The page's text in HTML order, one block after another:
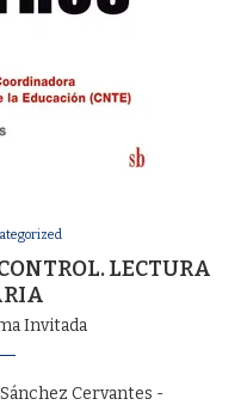
LECTURA
Invitada
Cervantes -